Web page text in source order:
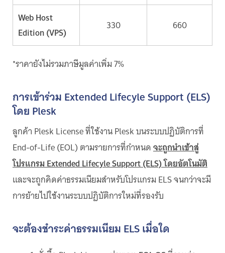
Web Host
Edition (VPS)
330 660
*ราคายังไม่รวมภาษีมูลค่าเพิ่ม 7%
การเข้าร่วม Extended Lifecyle Support (ELS)
โดย Plesk
ลูกค้า Plesk License ที่ใช้งาน Plesk บนระบบปฏิบัติการที่
End-of-Life (EOL) ตามรายการที่กำหนดจะถูกนำเข้าสู่
โปรแกรม Extended Lifecyle Support (ELS) โดยอัตโนมัติ
และจะถูกคิดค่าธรรมเนียมสำหรับโปรแกรม ELS จนกว่าจะมี
การย้ายไปใช้งานระบบปฏิบัติการใหม่ที่รองรับ
จะต้องชำระค่าธรรมเนียม ELS เมื่อใด